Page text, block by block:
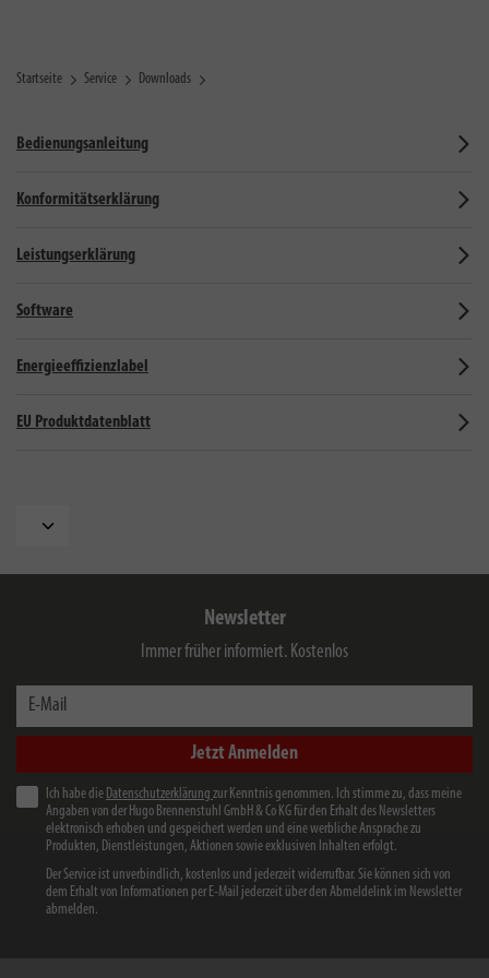
Startseite Service Downloads
Bedienungsanleitung
Konformitätserklärung
Leistungserklärung
Software
Energieeffizienzlabel
EU Produktdatenblatt
Newsletter
Immer früher informiert. Kostenlos
E-Mail
Jetzt Anmelden
Ich habe die Datenschutzerklärung zur Kenntnis genommen. Ich stimme zu, dass meine
Angaben von der Hugo Brennenstuhl GmbH & Co KG für den Erhalt des Newsletters
elektronisch erhoben und gespeichert werden und eine werbliche Ansprache zu
Produkten, Dienstleistungen, Aktionen sowie exklusiven Inhalten erfolgt.
Der Service ist unverbindlich, kostenlos und jederzeit widerrufbar. Sie können sich von
dem Erhalt von Informationen per E-Mail jederzeit über den Abmeldelink im Newsletter
abmelden.